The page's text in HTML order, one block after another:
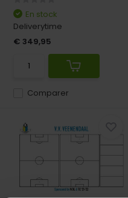
Comparer
En stock
Deliverytime
€ 349,95